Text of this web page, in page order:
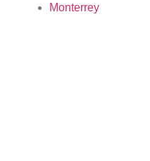
Monterrey